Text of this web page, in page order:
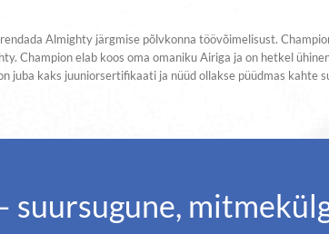
Almighty järgmise põlvkonna töövõimelisust.
Champion elab koos oma omaniku Airiga ja on hetkel
juba kaks juuniorsertifikaati ja nüüd ollakse püüdmas
suursugune,